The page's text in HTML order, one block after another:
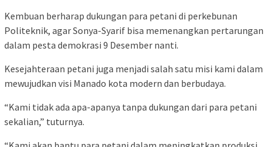
Kembuan berharap dukungan para petani di perkebunan
Politeknik, agar Sonya-Syarif bisa memenangkan pertarungan
dalam pesta demokrasi 9 Desember nanti.
Kesejahteraan petani juga menjadi salah satu misi kami dalam
mewujudkan visi Manado kota modern dan berbudaya.
“Kami tidak ada apa-apanya tanpa dukungan dari para petani
sekalian,” tuturnya.